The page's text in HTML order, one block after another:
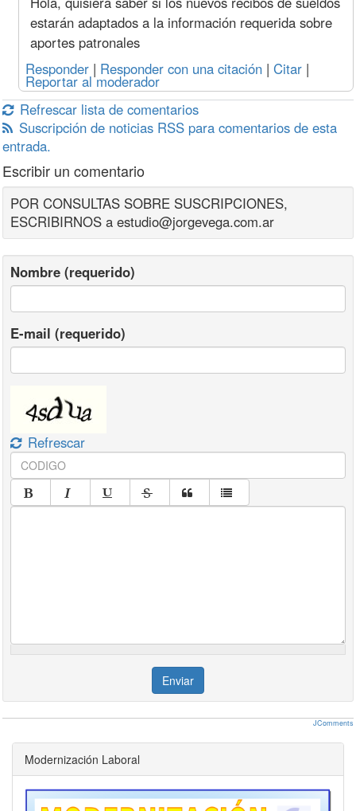
estarán adaptados a la información requerida sobre
aportes patronales
Responder | Responder con una citación | Citar |
Reportar al moderador
Refrescar lista de comentarios
Suscripción de noticias RSS para comentarios de esta
entrada.
Escribir un comentario
POR CONSULTAS SOBRE SUSCRIPCIONES,
ESCRIBIRNOS a estudio@jorgevega.com.ar
Nombre (requerido)
E-mail (requerido)
Refrescar
Enviar
JComments
Modernización Laboral